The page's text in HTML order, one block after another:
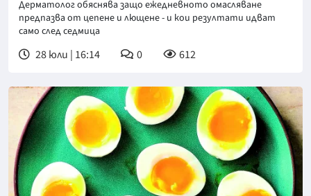
Дерматолог обяснява защо ежедневното омасляване
предпазва от цепене и лющене - и кои резултати идват
само след седмица
28 юли | 16:14 0 612